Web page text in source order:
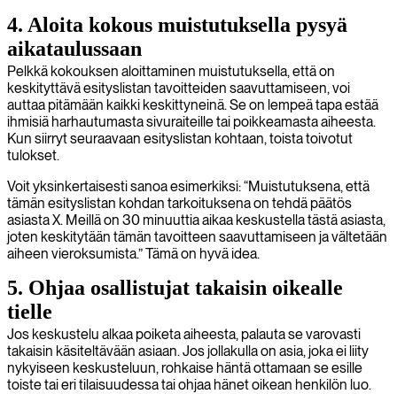
4. Aloita kokous muistutuksella pysyä
aikataulussaan
Pelkkä kokouksen aloittaminen muistutuksella, että on
keskityttävä esityslistan tavoitteiden saavuttamiseen, voi
auttaa pitämään kaikki keskittyneinä. Se on lempeä tapa estää
ihmisiä harhautumasta sivuraiteille tai poikkeamasta aiheesta.
Kun siirryt seuraavaan esityslistan kohtaan, toista toivotut
tulokset.
Voit yksinkertaisesti sanoa esimerkiksi: “Muistutuksena, että
tämän esityslistan kohdan tarkoituksena on tehdä päätös
asiasta X. Meillä on 30 minuuttia aikaa keskustella tästä asiasta,
joten keskitytään tämän tavoitteen saavuttamiseen ja vältetään
aiheen vieroksumista.” Tämä on hyvä idea.
5. Ohjaa osallistujat takaisin oikealle
tielle
Jos keskustelu alkaa poiketa aiheesta, palauta se varovasti
takaisin käsiteltävään asiaan. Jos jollakulla on asia, joka ei liity
nykyiseen keskusteluun, rohkaise häntä ottamaan se esille
toiste tai eri tilaisuudessa tai ohjaa hänet oikean henkilön luo.